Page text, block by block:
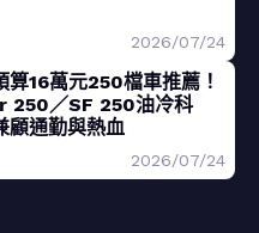
2026/07/24
算16萬元250檔車推薦！
250／SF 250油冷科
顧通勤與熱血
2026/07/24